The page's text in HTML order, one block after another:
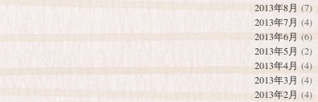
2013年8月 (7)
2013年7月 (4)
2013年6月 (6)
2013年5月 (2)
2013年4月 (4)
2013年3月 (4)
2013年2月(4)